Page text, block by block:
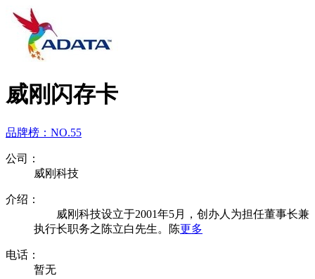
威刚闪存卡
品牌榜： NO.55
公司：
威刚科技
介绍：
威刚科技设立于2001年5月，创办人为担任董事长兼
执行长职务之陈立白先生。陈更多
电话：
暂无